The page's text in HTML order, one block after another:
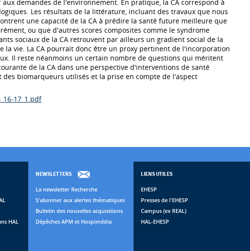
demandes de l'environnement. En pratique, la CA correspond à
Les résultats de la littérature, incluant des travaux que nous
une capacité de la CA à prédire la santé future meilleure que
ou que d'autres scores composites comme le syndrome
sociaux de la CA retrouvent par ailleurs un gradient social de la
la vie. La CA pourrait donc être un proxy pertinent de l'incorporation
Il reste néanmoins un certain nombre de questions qui méritent
de la CA dans une perspective d'interventions de santé
biomarqueurs utilisés et la prise en compte de l'aspect
17_1.pdf
HAL
NEWSLETTERS
La newsletter Recherche
S'abonner aux alertes thématiques
Bulletin des nouvelles acquisitions
Dépêches APM et Hospimédia
LIENS UTILES
EHESP
Presses de l'EHESP
Campus (ex REAL)
HAL-EHESP